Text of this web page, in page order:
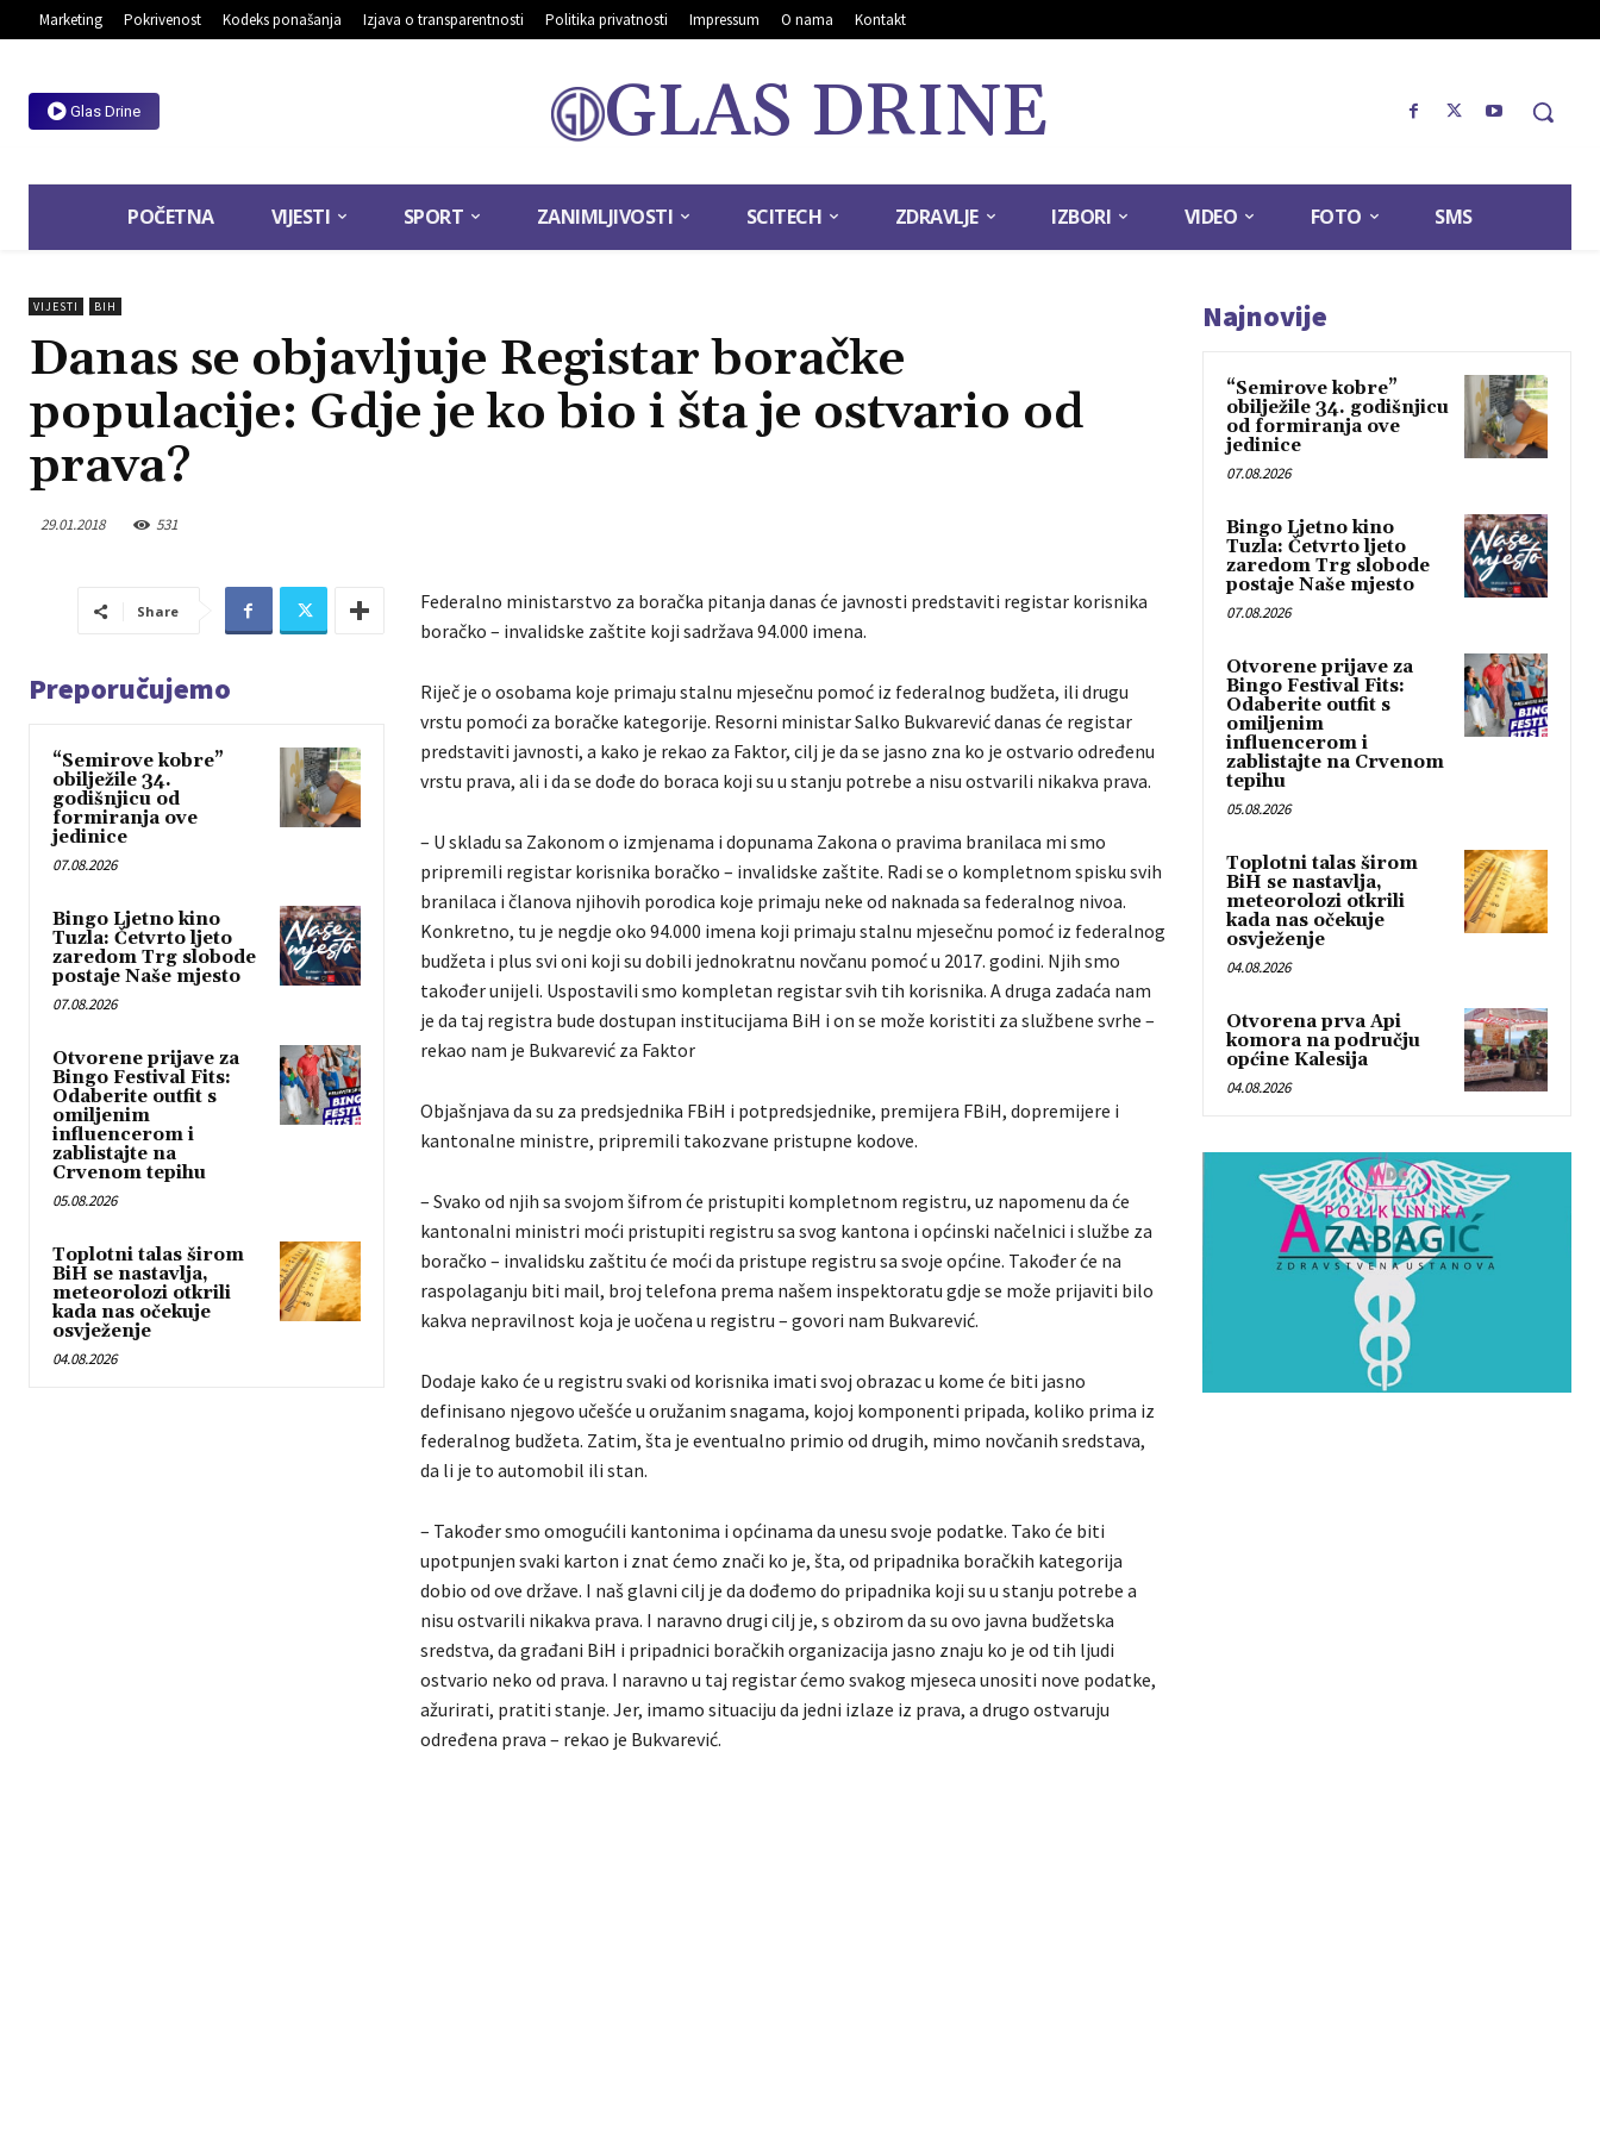
Marketing Pokrivenost Kodeks ponašanja Izjava o transparentnosti Politika privatnosti Impressum O nama Kontakt
Glas Drine GLAS DRINE
POČETNA VIJESTI SPORT ZANIMLJIVOSTI SCITECH ZDRAVLJE IZBORI VIDEO FOTO SMS
VIJESTI BIH
Danas se objavljuje Registar boračke
populacije: Gdje je ko bio i šta je ostvario od
prava?
29.01.2018 531
Share
Preporučujemo
“Semirove kobre”
obilježile 34.
godišnjicu od
formiranja ove
jedinice
07.08.2026
Bingo Ljetno kino
Tuzla: Četvrto ljeto
zaredom Trg slobode
postaje Naše mjesto
07.08.2026
Otvorene prijave za
Bingo Festival Fits:
Odaberite outfit s
omiljenim
influencerom i
zablistajte na
Crvenom tepihu
05.08.2026
Toplotni talas širom
BiH se nastavlja,
meteorolozi otkrili
kada nas očekuje
osvježenje
04.08.2026
Federalno ministarstvo za boračka pitanja danas će javnosti predstaviti registar korisnika
boračko – invalidske zaštite koji sadržava 94.000 imena.
Riječ je o osobama koje primaju stalnu mjesečnu pomoć iz federalnog budžeta, ili drugu
vrstu pomoći za boračke kategorije. Resorni ministar Salko Bukvarević danas će registar
predstaviti javnosti, a kako je rekao za Faktor, cilj je da se jasno zna ko je ostvario određenu
vrstu prava, ali i da se dođe do boraca koji su u stanju potrebe a nisu ostvarili nikakva prava.
– U skladu sa Zakonom o izmjenama i dopunama Zakona o pravima branilaca mi smo
pripremili registar korisnika boračko – invalidske zaštite. Radi se o kompletnom spisku svih
branilaca i članova njihovih porodica koje primaju neke od naknada sa federalnog nivoa.
Konkretno, tu je negdje oko 94.000 imena koji primaju stalnu mjesečnu pomoć iz federalnog
budžeta i plus svi oni koji su dobili jednokratnu novčanu pomoć u 2017. godini. Njih smo
također unijeli. Uspostavili smo kompletan registar svih tih korisnika. A druga zadaća nam
je da taj registra bude dostupan institucijama BiH i on se može koristiti za službene svrhe –
rekao nam je Bukvarević za Faktor
Objašnjava da su za predsjednika FBiH i potpredsjednike, premijera FBiH, dopremijere i
kantonalne ministre, pripremili takozvane pristupne kodove.
– Svako od njih sa svojom šifrom će pristupiti kompletnom registru, uz napomenu da će
kantonalni ministri moći pristupiti registru sa svog kantona i općinski načelnici i službe za
boračko – invalidsku zaštitu će moći da pristupe registru sa svoje općine. Također će na
raspolaganju biti mail, broj telefona prema našem inspektoratu gdje se može prijaviti bilo
kakva nepravilnost koja je uočena u registru – govori nam Bukvarević.
Dodaje kako će u registru svaki od korisnika imati svoj obrazac u kome će biti jasno
definisano njegovo učešće u oružanim snagama, kojoj komponenti pripada, koliko prima iz
federalnog budžeta. Zatim, šta je eventualno primio od drugih, mimo novčanih sredstava,
da li je to automobil ili stan.
– Također smo omogućili kantonima i općinama da unesu svoje podatke. Tako će biti
upotpunjen svaki karton i znat ćemo znači ko je, šta, od pripadnika boračkih kategorija
dobio od ove države. I naš glavni cilj je da dođemo do pripadnika koji su u stanju potrebe a
nisu ostvarili nikakva prava. I naravno drugi cilj je, s obzirom da su ovo javna budžetska
sredstva, da građani BiH i pripadnici boračkih organizacija jasno znaju ko je od tih ljudi
ostvario neko od prava. I naravno u taj registar ćemo svakog mjeseca unositi nove podatke,
ažurirati, pratiti stanje. Jer, imamo situaciju da jedni izlaze iz prava, a drugo ostvaruju
određena prava – rekao je Bukvarević.
Najnovije
“Semirove kobre”
obilježile 34. godišnjicu
od formiranja ove
jedinice
07.08.2026
Bingo Ljetno kino
Tuzla: Četvrto ljeto
zaredom Trg slobode
postaje Naše mjesto
07.08.2026
Otvorene prijave za
Bingo Festival Fits:
Odaberite outfit s
omiljenim
influencerom i
zablistajte na Crvenom
tepihu
05.08.2026
Toplotni talas širom
BiH se nastavlja,
meteorolozi otkrili
kada nas očekuje
osvježenje
04.08.2026
Otvorena prva Api
komora na području
općine Kalesija
04.08.2026